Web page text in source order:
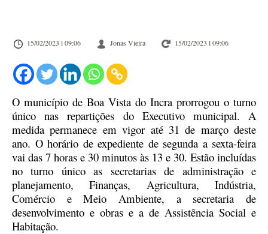
15/02/2023 l 09:06 Jonas Vieira 15/02/2023 l 09:06
O município de Boa Vista do Incra prorrogou o turno
único nas repartições do Executivo municipal. A
medida permanece em vigor até 31 de março deste
ano. O horário de expediente de segunda a sexta-feira
vai das 7 horas e 30 minutos às 13 e 30. Estão incluídas
no turno único as secretarias de administração e
planejamento, Finanças, Agricultura, Indústria,
Comércio e Meio Ambiente, a secretaria de
desenvolvimento e obras e a de Assistência Social e
Habitação.